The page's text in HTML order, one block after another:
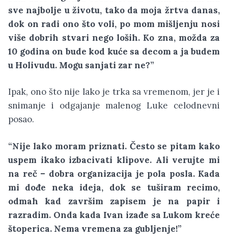
sve najbolje u životu, tako da moja žrtva danas,
dok on radi ono što voli, po mom mišljenju nosi
više dobrih stvari nego loših. Ko zna, možda za
10 godina on bude kod kuće sa decom a ja budem
u Holivudu. Mogu sanjati zar ne?”
Ipak, ono što nije lako je trka sa vremenom, jer je i
snimanje i odgajanje malenog Luke celodnevni
posao.
“Nije lako moram priznati. Često se pitam kako
uspem ikako izbacivati klipove. Ali verujte mi
na reč – dobra organizacija je pola posla. Kada
mi dođe neka ideja, dok se tuširam recimo,
odmah kad završim zapisem je na papir i
razradim. Onda kada Ivan izađe sa Lukom kreće
štoperica. Nema vremena za gubljenje!”